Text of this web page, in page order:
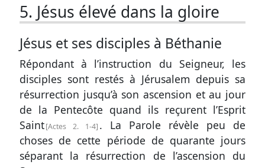
5. Jésus élevé dans la gloire
Jésus et ses disciples à Béthanie
Répondant à l’instruction du Seigneur, les
disciples sont restés à Jérusalem depuis sa
résurrection jusqu’à son ascension et au jour
de la Pentecôte quand ils reçurent l’Esprit
Saint Actes 2. 1-4 . La Parole révèle peu de
choses de cette période de quarante jours
séparant la résurrection de l’ascension du